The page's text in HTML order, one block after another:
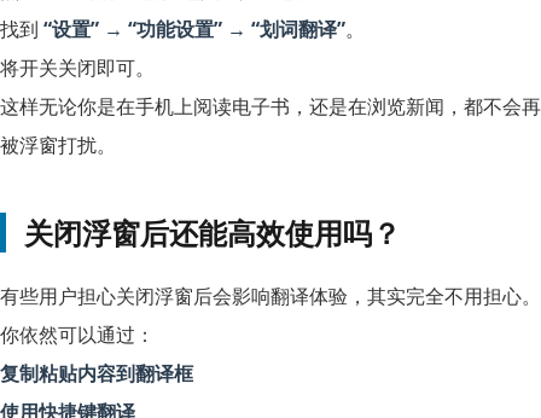
找到 “设置” → “功能设置” → “划词翻译”。
将开关关闭即可。
这样无论你是在手机上阅读电子书，还是在浏览新闻，都不会再
被浮窗打扰。
关闭浮窗后还能高效使用吗？
有些用户担心关闭浮窗后会影响翻译体验，其实完全不用担心。
你依然可以通过：
复制粘贴内容到翻译框
使用快捷键翻译